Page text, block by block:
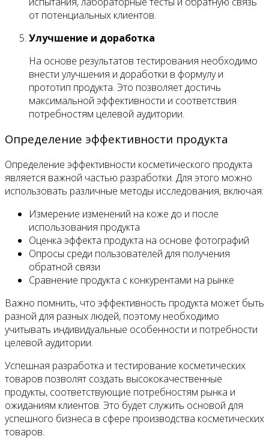
от потенциальных клиентов.
Улучшение и доработка
На основе результатов тестирования необходимо
внести улучшения и доработки в формулу и
прототип продукта. Это позволяет достичь
максимальной эффективности и соответствия
потребностям целевой аудитории.
Определение эффективности продукта
Определение эффективности косметического продукта
является важной частью разработки. Для этого можно
использовать различные методы исследования, включая:
Измерение изменений на коже до и после
использования продукта
Оценка эффекта продукта на основе фотографий
Опросы среди пользователей для получения
обратной связи
Сравнение продукта с конкурентами на рынке
Важно помнить, что эффективность продукта может быть
разной для разных людей, поэтому необходимо
учитывать индивидуальные особенности и потребности
целевой аудитории.
Успешная разработка и тестирование косметических
товаров позволят создать высококачественные
продукты, соответствующие потребностям рынка и
ожиданиям клиентов. Это будет служить основой для
успешного бизнеса в сфере производства косметических
товаров.